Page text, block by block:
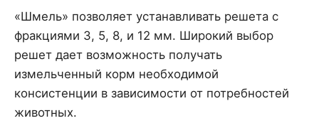
«Шмель» позволяет устанавливать решета с
фракциями 3, 5, 8, и 12 мм. Широкий выбор
решет дает возможность получать
измельченный корм необходимой
консистенции в зависимости от потребностей
животных.